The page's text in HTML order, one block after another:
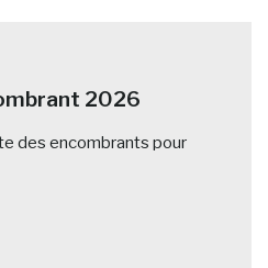
2026
des encombrants pour